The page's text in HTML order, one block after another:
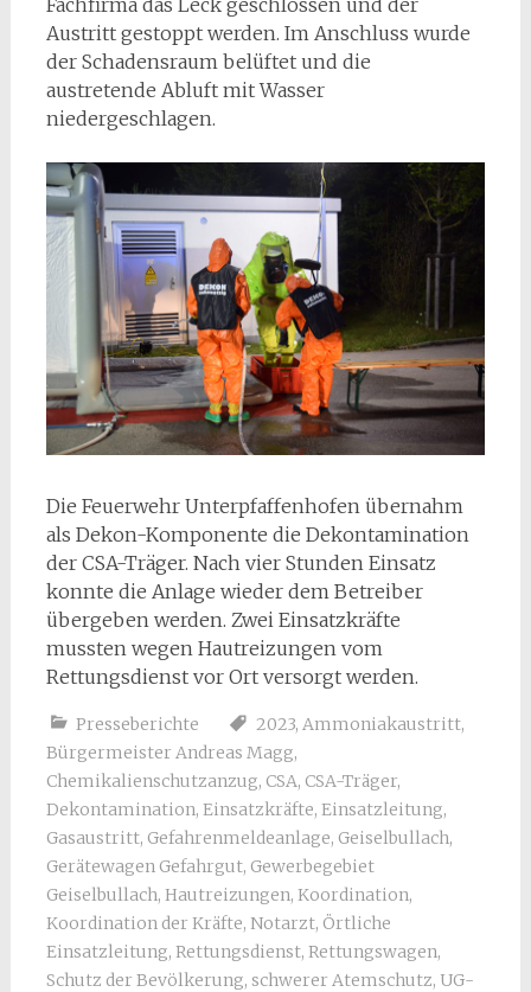
Austritt gestoppt werden. Im Anschluss wurde
der Schadensraum belüftet und die
austretende Abluft mit Wasser
niedergeschlagen.
Die Feuerwehr Unterpfaffenhofen übernahm
als Dekon-Komponente die Dekontamination
der CSA-Träger. Nach vier Stunden Einsatz
konnte die Anlage wieder dem Betreiber
übergeben werden. Zwei Einsatzkräfte
mussten wegen Hautreizungen vom
Rettungsdienst vor Ort versorgt werden.
Presseberichte 2023, Ammoniakaustritt,
Bürgermeister Andreas Magg,
Chemikalienschutzanzug, CSA, CSA-Träger,
Dekontamination, Einsatzkräfte, Einsatzleitung,
Gasaustritt, Gefahrenmeldeanlage, Geiselbullach,
Gerätewagen Gefahrgut, Gewerbegebiet
Geiselbullach, Hautreizungen, Koordination,
Koordination der Kräfte, Notarzt, Örtliche
Einsatzleitung, Rettungsdienst, Rettungswagen,
Schutz der Bevölkerung, schwerer Atemschutz, UG-